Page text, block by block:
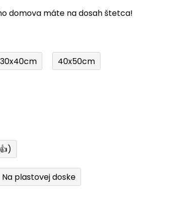
domova máte na dosah štetca!
30x40cm 40x50cm
Na plastovej doske